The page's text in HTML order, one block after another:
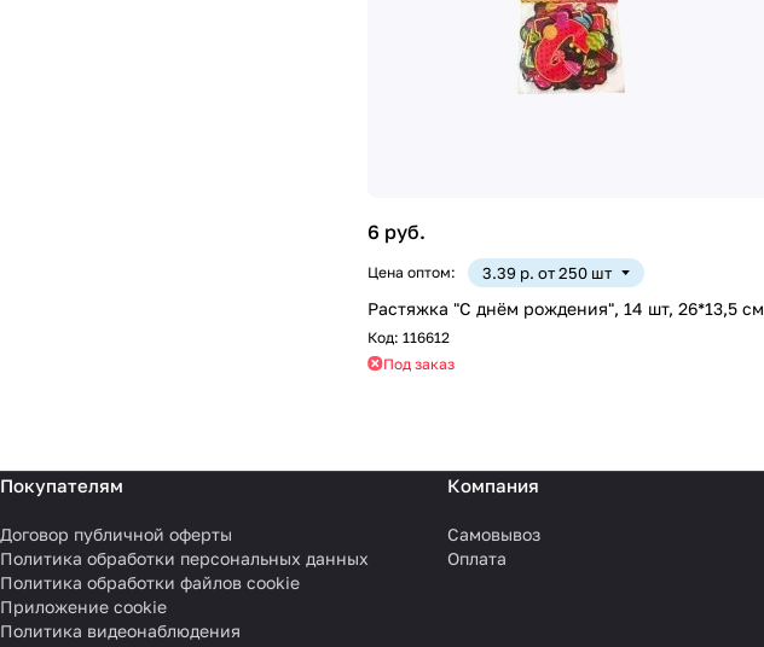
6 руб.
Цена оптом: 3.39 р. от 250 шт
Растяжка "С днём рождения", 14 шт, 26*13,5 см
Код: 116612
Под заказ
Покупателям
Договор публичной оферты
Политика обработки персональных данных
Политика обработки файлов cookie
Приложение cookie
Политика видеонаблюдения
Компания
Самовывоз
Оплата